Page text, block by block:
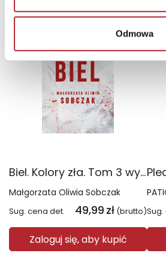
Odmowa
TOP 100
Biel. Kolory zła. Tom 3 wyd. 2025
Małgorzata Oliwia Sobczak
Sug. cena det. 49,99 zł (brutto)
Zaloguj się, aby kupić